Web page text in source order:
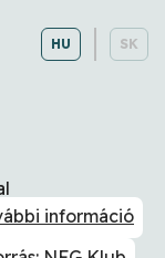
HU SK
információ